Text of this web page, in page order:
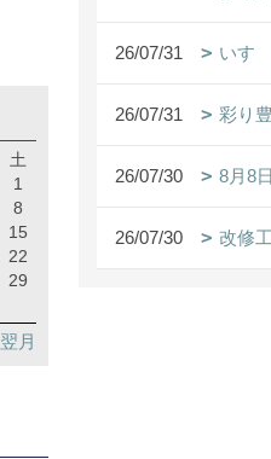
26/07/31 いす
26/07/31 彩り
26/07/30 8月8
26/07/30 改修
土
1
8
15
22
29
翌月